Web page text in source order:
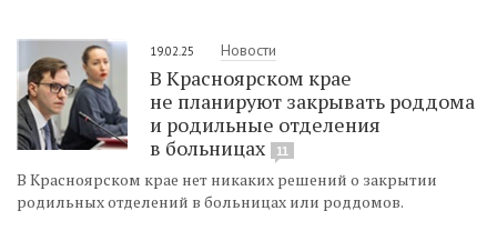
19.02.25 Новости
В Красноярском крае
не планируют закрывать роддома
и родильные отделения
в больницах
11
В Красноярском крае нет никаких решений о закрытии
родильных отделений в больницах или роддомов.